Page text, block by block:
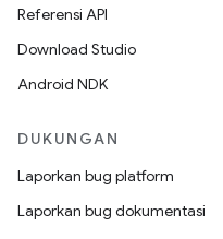
Referensi API
Download Studio
Android NDK
DUKUNGAN
Laporkan bug platform
Laporkan bug dokumentasi